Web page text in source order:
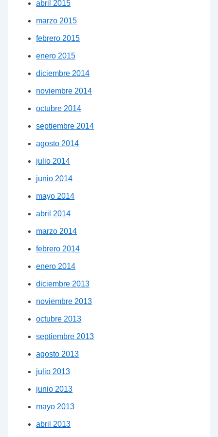
abril 2015
marzo 2015
febrero 2015
enero 2015
diciembre 2014
noviembre 2014
octubre 2014
septiembre 2014
agosto 2014
julio 2014
junio 2014
mayo 2014
abril 2014
marzo 2014
febrero 2014
enero 2014
diciembre 2013
noviembre 2013
octubre 2013
septiembre 2013
agosto 2013
julio 2013
junio 2013
mayo 2013
abril 2013